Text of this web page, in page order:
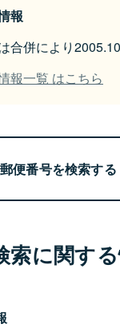
報
合併により
報一覧 はこちら
便番号を検索する
索に関す